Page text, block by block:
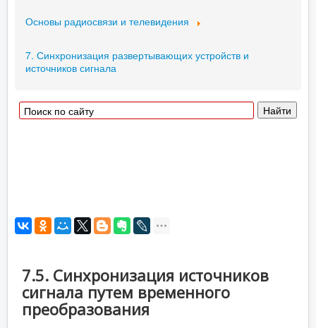
Основы радиосвязи и телевидения
7. Синхронизация развертывающих устройств и
источников сигнала
7.5. Синхронизация источников
сигнала путем временного
преобразования